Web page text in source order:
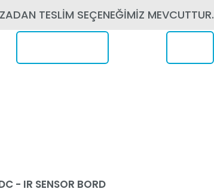
TESLİM SEÇENEĞİMİZ MEVCUTTUR.
- IR SENSOR BORD